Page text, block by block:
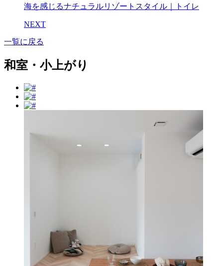
海を感じるナチュラルリゾートスタイル｜トイレ
NEXT
一覧に戻る
和室・小上がり